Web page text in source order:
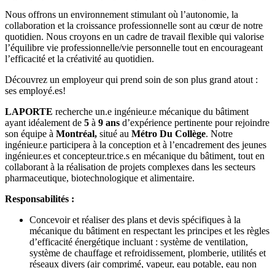
Nous offrons un environnement stimulant où l’autonomie, la
collaboration et la croissance professionnelle sont au cœur de notre
quotidien. Nous croyons en un cadre de travail flexible qui valorise
l’équilibre vie professionnelle/vie personnelle tout en encourageant
l’efficacité et la créativité au quotidien.
Découvrez un employeur qui prend soin de son plus grand atout :
ses employé.es!
LAPORTE recherche un.e ingénieur.e mécanique du bâtiment
ayant idéalement de 5 à 9 ans d’expérience pertinente pour rejoindre
son équipe à Montréal, situé au Métro Du Collège. Notre
ingénieur.e participera à la conception et à l’encadrement des jeunes
ingénieur.es et concepteur.trice.s en mécanique du bâtiment, tout en
collaborant à la réalisation de projets complexes dans les secteurs
pharmaceutique, biotechnologique et alimentaire.
Responsabilités :
Concevoir et réaliser des plans et devis spécifiques à la
mécanique du bâtiment en respectant les principes et les règles
d’efficacité énergétique incluant : système de ventilation,
système de chauffage et refroidissement, plomberie, utilités et
réseaux divers (air comprimé, vapeur, eau potable, eau non